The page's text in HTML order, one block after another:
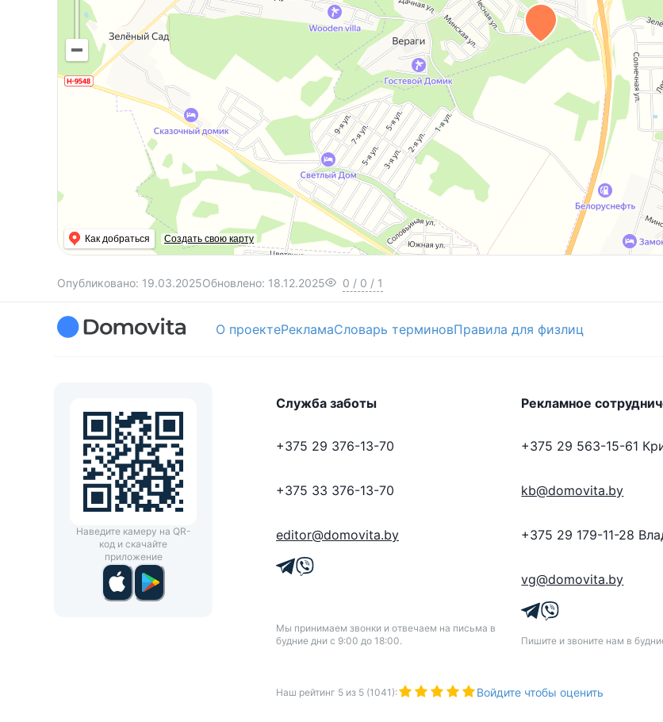
Как добраться Создать свою карту
Опубликовано: 19.03.2025Обновлено: 18.12.2025 0 / 0 / 1
О проектеРекламаСловарь терминовПравила для физлиц
Наведите камеру на QR-
код и скачайте
приложение
Служба заботы
+375 29 376-13-70
+375 33 376-13-70
editor@domovita.by
Мы принимаем звонки и отвечаем на письма в
будние дни с 9:00 до 18:00.
Рекламное
+375 29 563-15-61
kb@domovita.by
+375 29 179-11-28
vg@domovita.by
Пишите и звоните нам в
Наш рейтинг 5 из 5 (1041 ): Войдите чтобы оценить